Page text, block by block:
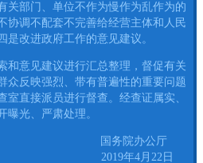
关部门、单位不作为慢作为乱作为的
协调不配套不完善给经营主体和人民
是改进政府工作的意见建议。
意见建议进行汇总整理，督促有关
众反映强烈、带有普遍性的重要问题
室直接派员进行督查。经查证属实、
曝光、严肃处理。
国务院办公厅
2019年4月22日